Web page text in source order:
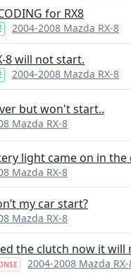
for RX8
2004-2008 Mazda RX-8
8 will not start.
2004-2008 Mazda RX-8
but won't start..
Mazda RX-8
light came on in
Mazda RX-8
my car start?
Mazda RX-8
the clutch now it
2004-2008 Mazda